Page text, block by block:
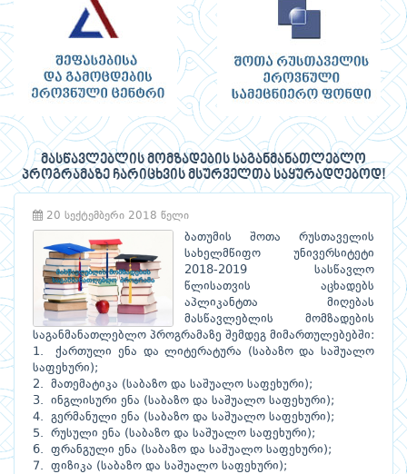
მასწავლებლის მომზადების საგანმანათლებლო
პროგრამაზე ჩარიცხვის მსურველთა საყურადღებოდ!
20 სექტემბერი 2018 წელი
ბათუმის შოთა რუსთაველის
სახელმწიფო უნივერსიტეტი
2018-2019 სასწავლო
წლისათვის აცხადებს
აპლიკანტთა მიღებას
მასწავლებლის მომზადების
საგანმანათლებლო პროგრამაზე შემდეგ მიმართულებებში:
1. ქართული ენა და ლიტერატურა (საბაზო და საშუალო
საფეხური);
2. მათემატიკა (საბაზო და საშუალო საფეხური);
3. ინგლისური ენა (საბაზო და საშუალო საფეხური);
4. გერმანული ენა (საბაზო და საშუალო საფეხური);
5. რუსული ენა (საბაზო და საშუალო საფეხური);
6. ფრანგული ენა (საბაზო და საშუალო საფეხური);
7. ფიზიკა (საბაზო და საშუალო საფეხური);